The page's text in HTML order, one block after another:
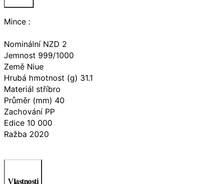
Mince :
Nominální NZD 2
Jemnost 999/1000
Země Niue
Hrubá hmotnost (g) 31.1
Materiál stříbro
Průměr (mm) 40
Zachování PP
Edice 10 000
Ražba 2020
Vlastnosti